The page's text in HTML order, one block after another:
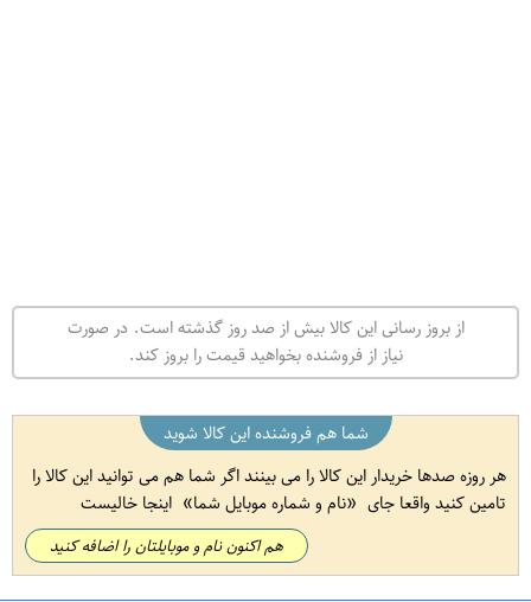
از بروز رسانی این کالا بیش از صد روز گذشته است. در صورت
نیاز از فروشنده بخواهید قیمت را بروز کند.
شما هم فروشنده این کالا شوید
هر روزه صدها خریدار این کالا را می بینند اگر شما هم می توانید این کالا را
تامین کنید واقعا جای
نام و شماره موبایل شما اینجا خالیست
هم اکنون نام و موبایلتان را اضافه کنید